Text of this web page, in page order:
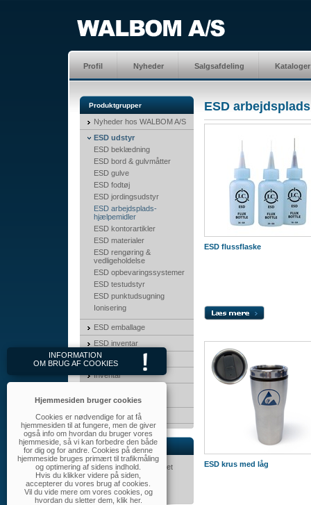
Profil Nyheder Salgsafdeling Kataloger
Produktgrupper
Nyheder hos WALBOM A/S
ESD udstyr
ESD beklædning
ESD bord & gulvmåtter
ESD gulve
ESD fodtøj
ESD jordingsudstyr
ESD arbejdsplads-
hjælpemidler
ESD kontorartikler
ESD materialer
ESD rengøring &
vedligeholdelse
ESD opbevaringssystemer
ESD testudstyr
ESD punktudsugning
Ionisering
ESD emballage
ESD inventar
3M Produkter
Inventar
opbevaringskasser
MayTec
Nyhedsbrev
Tilmeld dig nyhedsbrevet
her.
ESD
ESD flussflaske
ESD krus med låg
INFORMATION
OM BRUG AF COOKIES
Hjemmesiden bruger cookies
Cookies er nødvendige for at få
hjemmesiden til at fungere, men de giver
også info om hvordan du bruger vores
hjemmeside, så vi kan forbedre den både
for dig og for andre. Cookies på denne
hjemmeside bruges primært til trafikmåling
og optimering af sidens indhold.
Hvis du klikker videre på siden,
accepterer du vores brug af cookies.
Vil du vide mere om vores cookies, og
hvordan du sletter dem, klik her.